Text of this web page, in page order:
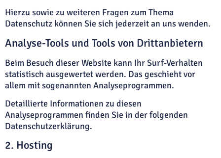
Hierzu sowie zu weiteren Fragen zum Thema
Datenschutz können Sie sich jederzeit an uns wenden.
Analyse-Tools und Tools von Dritt­anbietern
Beim Besuch dieser Website kann Ihr Surf-Verhalten
statistisch ausgewertet werden. Das geschieht vor
allem mit sogenannten Analyseprogrammen.
Detaillierte Informationen zu diesen
Analyseprogrammen finden Sie in der folgenden
Datenschutzerklärung.
2. Hosting